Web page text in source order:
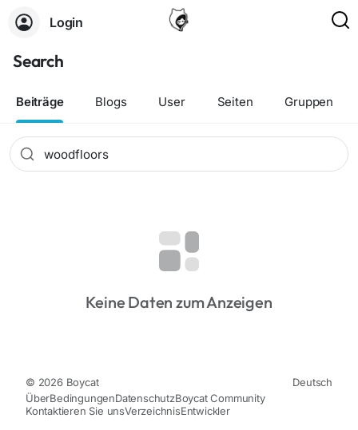
Login
Search
Beiträge Blogs User Seiten Gruppen
Keine Daten zum Anzeigen
© 2026 Boycat
Deutsch
ÜberBedingungenDatenschutzBoycat Community
Kontaktieren Sie unsVerzeichnisEntwickler